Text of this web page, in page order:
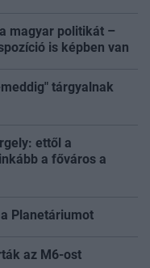
magyar politikát –
is képben van
tárgyalnak
ettől a
a főváros a
Planetáriumot
az M6-ost